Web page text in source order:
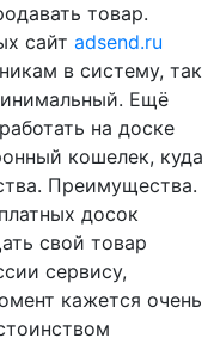
товар.
сайт adsend.ru
в систему, так
Ещё
на доске
кошелек, куда
Преимущества.
досок
свой товар
сервису,
кажется очень